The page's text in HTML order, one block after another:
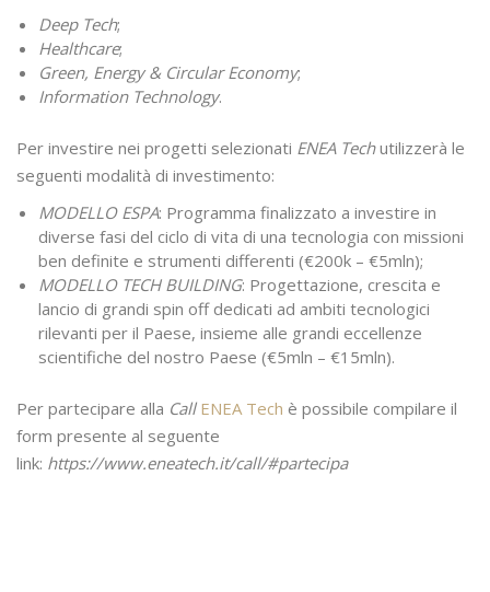
Deep Tech;
Healthcare;
Green, Energy & Circular Economy;
Information Technology.
Per investire nei progetti selezionati ENEA Techutilizzerà le
seguenti modalità di investimento:
MODELLO ESPA: Programma finalizzato a investire in
diverse fasi del ciclo di vita di una tecnologia con missioni
ben definite e strumenti differenti (€200k – €5mln);
MODELLO TECH BUILDING: Progettazione, crescita e
lancio di grandi spin off dedicati ad ambiti tecnologici
rilevanti per il Paese, insieme alle grandi eccellenze
scientifiche del nostro Paese (€5mln – €15mln).
Per partecipare alla Call ENEA Tech è possibile compilare il
form presente al seguente
link: https://www.eneatech.it/call/#partecipa